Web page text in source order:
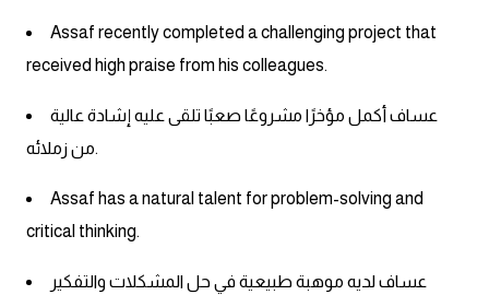
Assaf recently completed a challenging project that
received high praise from his colleagues.
عساف أكمل مؤخرًا مشروعًا صعبًا تلقى عليه إشادة عالية
من زملائه.
Assaf has a natural talent for problem-solving and
critical thinking.
عساف لديه موهبة طبيعية في حل المشكلات والتفكير